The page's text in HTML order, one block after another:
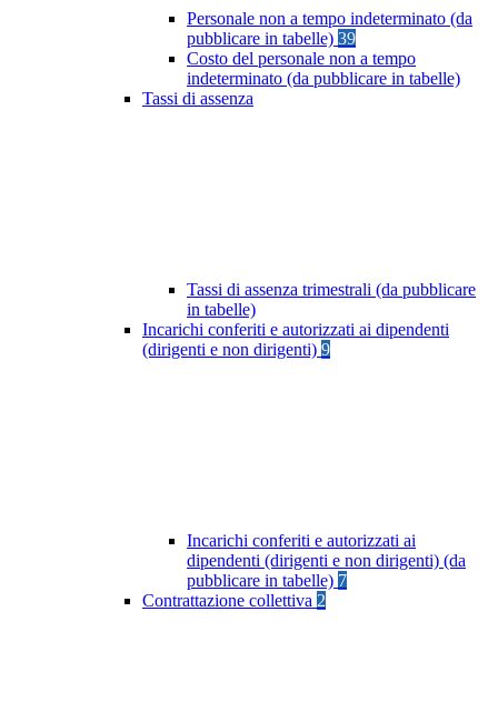
Personale non a tempo indeterminato (da
pubblicare in tabelle) 39
Costo del personale non a tempo
indeterminato (da pubblicare in tabelle)
Tassi di assenza
Tassi di assenza trimestrali (da pubblicare
in tabelle)
Incarichi conferiti e autorizzati ai dipendenti
(dirigenti e non dirigenti) 9
Incarichi conferiti e autorizzati ai
dipendenti (dirigenti e non dirigenti) (da
pubblicare in tabelle) 7
Contrattazione collettiva 2